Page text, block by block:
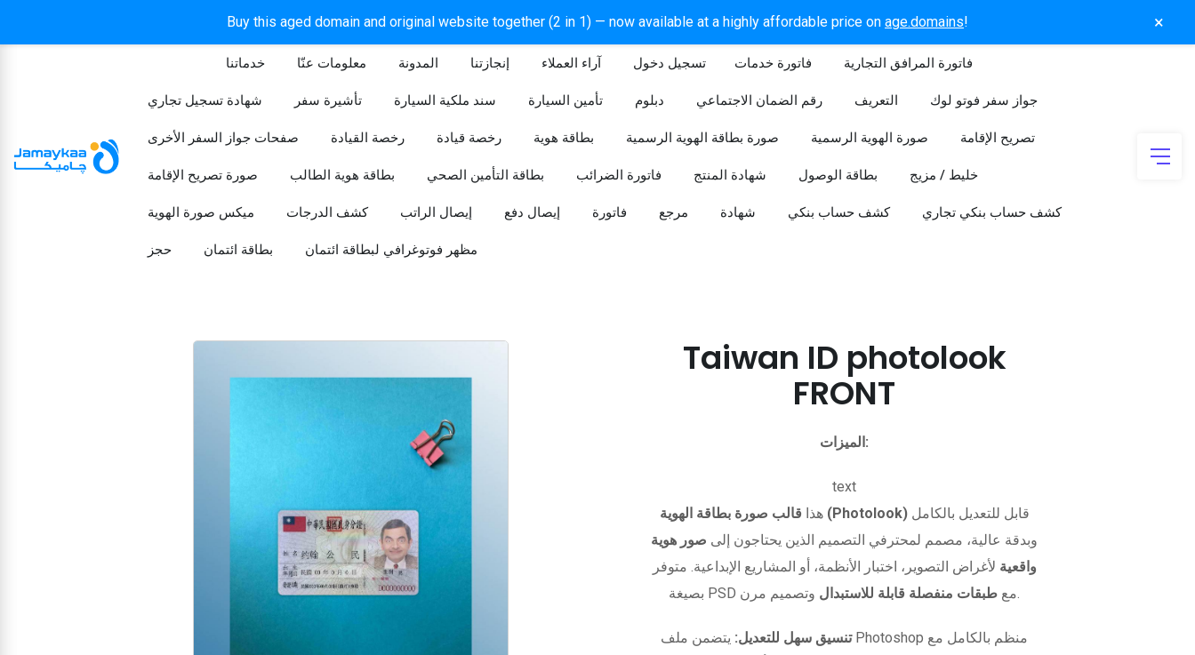
Buy this aged domain and original website together (2 in 1) — now available at a highly affordable price on age.domains! ×
خدماتنا معلومات عنّا المدونة إنجازتنا آراء العملاء تسجيل دخول​ فاتورة خدمات فاتورة المرافق التجارية
شهادة تسجيل تجاري تأشيرة سفر سند ملكية السيارة تأمين السيارة دبلوم رقم الضمان الاجتماعي التعريف جواز سفر فوتو لوك
صفحات جواز السفر الأخرى رخصة القيادة رخصة قيادة بطاقة هوية صورة بطاقة الهوية الرسمية صورة الهوية الرسمية تصريح الإقامة
صورة تصريح الإقامة بطاقة هوية الطالب بطاقة التأمين الصحي فاتورة الضرائب شهادة المنتج بطاقة الوصول خليط / مزيج
ميكس صورة الهوية كشف الدرجات إيصال الراتب إيصال دفع فاتورة مرجع شهادة كشف حساب بنكي كشف حساب بنكي تجاري
حجز بطاقة ائتمان مظهر فوتوغرافي لبطاقة ائتمان
Taiwan ID photolook
FRONT
الميزات:
text
هذاقالب صورة بطاقة الهوية (Photolook)قابل للتعديل بالكامل
وبدقة عالية، مصمم لمحترفي التصميم الذين يحتاجون إلى صور هوية
واقعية لأغراض التصوير، اختبار الأنظمة، أو المشاريع الإبداعية. متوفر
بصيغة PSD مع طبقات منفصلة قابلة للاستبدال وتصميم مرن.
تنسيق سهل للتعديل: يتضمن ملف Photoshop منظم بالكامل مع